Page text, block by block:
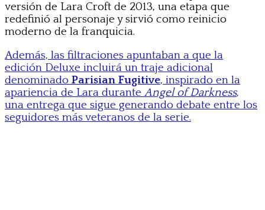
versión de Lara Croft de 2013, una etapa que
redefinió al personaje y sirvió como reinicio
moderno de la franquicia.
Además, las filtraciones apuntaban a que la
edición Deluxe incluirá un traje adicional
denominado Parisian Fugitive, inspirado en la
apariencia de Lara duranteAngel of Darkness,
una entrega que sigue generando debate entre los
seguidores más veteranos de la serie.